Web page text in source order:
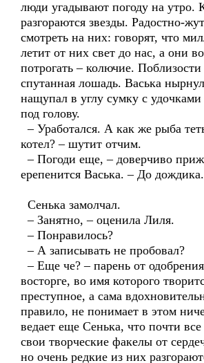
люди угадывают погоду на
разгораются звезды. Радостно-
смотреть на них: говорят, что
летит от них свет до нас, а они
потрогать – колючие.
спутанная лошадь. Васька
нащупал в углу сумку с
под голову.
– Уработался. А как же рыба
котел? – шутит отчим.
– Погоди еще, – доверчиво
ерепенится Васька. – До дождика.
Сенька замолчал.
– Занятно, – оценила Лиля.
– Понравилось?
– А записывать не пробовал?
– Еще че? – парень от
восторге, во имя которого
преступное, а сама
правило, не понимает в этом
ведает еще Сенька, что почти
свои творческие факелы от
но очень редкие из них